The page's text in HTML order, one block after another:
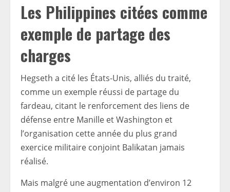
Les Philippines citées comme
exemple de partage des
charges
Hegseth a cité les États-Unis, alliés du traité,
comme un exemple réussi de partage du
fardeau, citant le renforcement des liens de
défense entre Manille et Washington et
l’organisation cette année du plus grand
exercice militaire conjoint Balikatan jamais
réalisé.
Mais malgré une augmentation d’environ 12